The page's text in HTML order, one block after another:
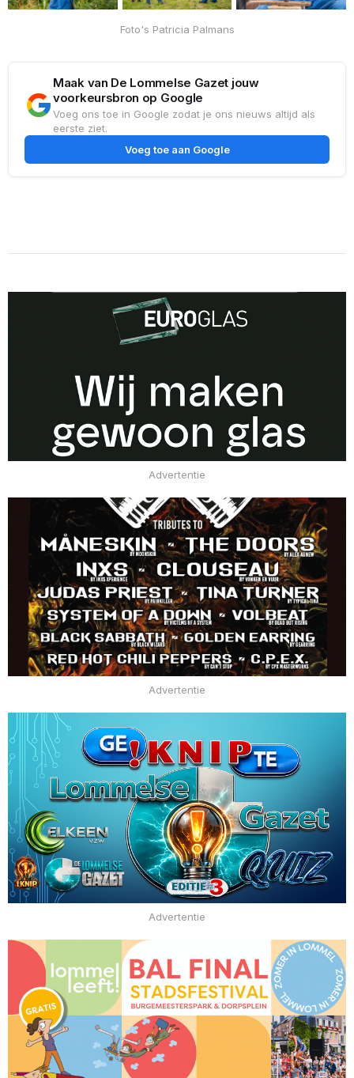
Foto's Patricia Palmans
Maak van De Lommelse Gazet jouw
voorkeursbron op Google
Voeg ons toe in Google zodat je ons nieuws altijd als
eerste ziet.
Voeg toe aan Google
Advertentie
Advertentie
Advertentie